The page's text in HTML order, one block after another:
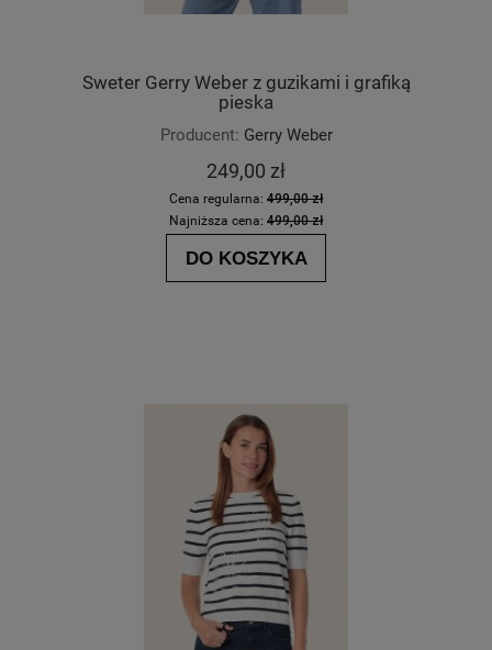
Sweter Gerry Weber z guzikami i grafiką
pieska
Producent: Gerry Weber
249,00 zł
Cena regularna: 499,00 zł
Najniższa cena: 499,00 zł
DO KOSZYKA